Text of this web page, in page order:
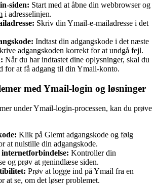
siden: Start med at åbne din webbrowser og
i adresselinjen.
Skriv din Ymail-e-mailadresse i det
Indtast din adgangskode i det næste
adgangskoden korrekt for at undgå fejl.
Når du har indtastet dine oplysninger, skal du
for at få adgang til din Ymail-konto.
med Ymail-login og løsninger
under Ymail-login-processen, kan du prøve
Klik på Glemt adgangskode og følg
at nulstille din adgangskode.
Kontroller din
og prøv at genindlæse siden.
Prøv at logge ind på Ymail fra en
at se, om det løser problemet.